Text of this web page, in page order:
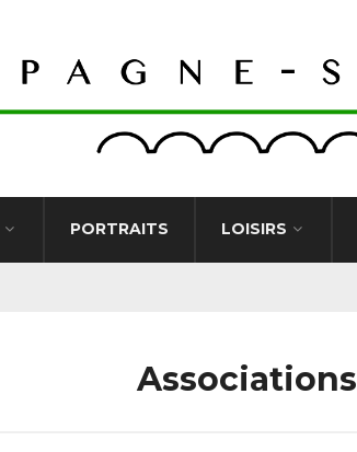
PORTRAITS LOISIRS
Associations